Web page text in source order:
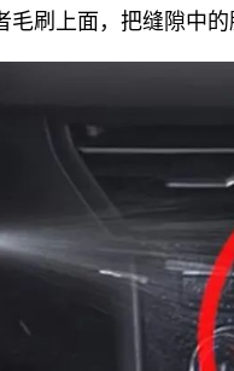
毛刷上面，把缝隙中的